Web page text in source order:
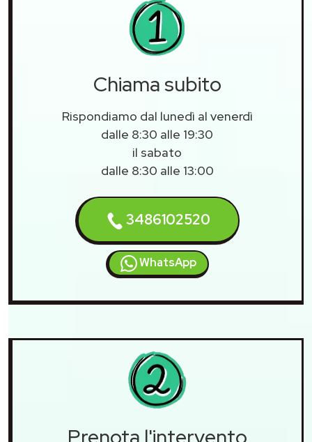
Chiama subito
Rispondiamo dal lunedì al venerdì
dalle 8:30 alle 19:30
il sabato
dalle 8:30 alle 13:00
3486102520
WhatsApp